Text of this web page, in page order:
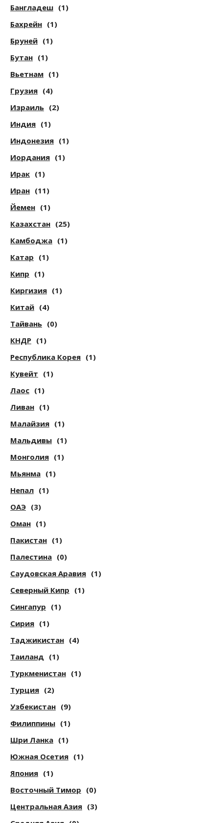
Бангладеш (1)
Бахрейн (1)
Бруней (1)
Бутан (1)
Вьетнам (1)
Грузия (4)
Израиль (2)
Индия (1)
Индонезия (1)
Иордания (1)
Ирак (1)
Иран (11)
Йемен (1)
Казахстан (25)
Камбоджа (1)
Катар (1)
Кипр (1)
Киргизия (1)
Китай (4)
Тайвань (0)
КНДР (1)
Республика Корея (1)
Кувейт (1)
Лаос (1)
Ливан (1)
Малайзия (1)
Мальдивы (1)
Монголия (1)
Мьянма (1)
Непал (1)
ОАЭ (3)
Оман (1)
Пакистан (1)
Палестина (0)
Саудовская Аравия (1)
Северный Кипр (1)
Сингапур (1)
Сирия (1)
Таджикистан (4)
Таиланд (1)
Туркменистан (1)
Турция (2)
Узбекистан (9)
Филиппины (1)
Шри Ланка (1)
Южная Осетия (1)
Япония (1)
Восточный Тимор (0)
Центральная Азия (3)